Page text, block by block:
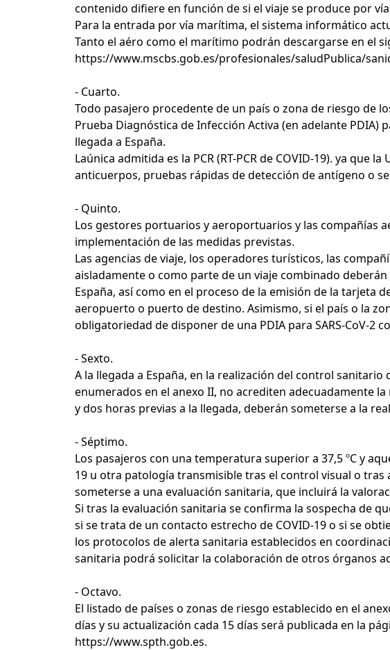
contenido difiere en función de si el viaje se produce por
Para la entrada por vía marítima, el sistema informático
Tanto el aéro como el marítimo podrán descargarse en el
https://www.mscbs.gob.es/profesionales/saludPublica/
- Cuarto.
Todo pasajero procedente de un país o zona de riesgo de
Prueba Diagnóstica de Infección Activa (en adelante PDIA)
llegada a España.
Laúnica admitida es la PCR (RT-PCR de COVID-19). ya
anticuerpos, pruebas rápidas de detección de antígeno o
- Quinto.
Los gestores portuarios y aeroportuarios y las compañías
implementación de las medidas previstas.
Las agencias de viaje, los operadores turísticos, las
aisladamente o como parte de un viaje combinado
España, así como en el proceso de la emisión de la
aeropuerto o puerto de destino. Asimismo, si el país o la
obligatoriedad de disponer de una PDIA para SARS-CoV-2
- Sexto.
A la llegada a España, en la realización del control
enumerados en el anexo II, no acrediten adecuadamente
y dos horas previas a la llegada, deberán someterse a la
- Séptimo.
Los pasajeros con una temperatura superior a 37,5 ºC y
19 u otra patología transmisible tras el control visual o
someterse a una evaluación sanitaria, que incluirá la
Si tras la evaluación sanitaria se confirma la sospecha de
si se trata de un contacto estrecho de COVID-19 o si se
los protocolos de alerta sanitaria establecidos en
sanitaria podrá solicitar la colaboración de otros órganos
- Octavo.
El listado de países o zonas de riesgo establecido en el
días y su actualización cada 15 días será publicada en la
https://www.spth.gob.es.